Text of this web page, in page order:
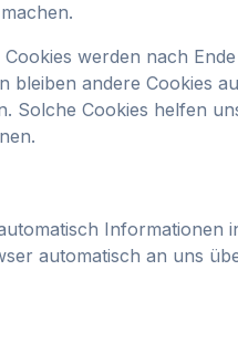
werden nach
bleiben andere Cookies
Solche Cookies helfen
Informationen
automatisch an uns